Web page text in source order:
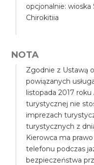
opcjonalnie:
Chirokitiia
NOTA
Zgodnie z Ustawą
powiązanych
listopada 2017 roku
turystycznej nie
imprezach
turystycznych z
Kierowca ma
telefonu podczas
bezpieczeństwa